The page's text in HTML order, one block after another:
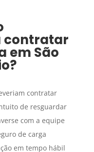
contratar
em São
?
contratar
de resguardar
com a equipe
de carga
em tempo hábil